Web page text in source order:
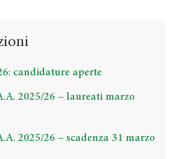
candidature aperte
2025/26 – laureati marzo
2025/26 – scadenza 31 marzo